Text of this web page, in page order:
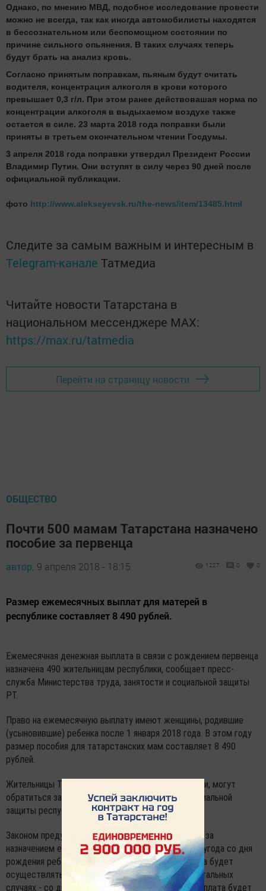
Однако, по мнению МВД, подобное исследование провести
можно не всегда, так как иногда автомобилисты находятся
в бессознательном или беспомощном состоянии по
причине сильного опьянения. В таких случаях теперь
будут брать на анализ кровь.
Согласно принятым поправкам, пьяным будут считать
водителя, концентрация алкоголя в крови которого
превышает 0,3 г/л. При этом ранее действовашая норма по
концентрации алкоголя в выдыхаемом воздухе также
остается в силе. 23 марта 2018 года поправки были
приняты в третьем окончательном чтении Госдумы.
3 апреля 2018 года поправки утвердил Президент России
Владимир Путин. Они вступят в силу через 90 дней после
официальной публикации.
фото http://www.alekseyevsk.ru/the-news/item/13485.html
Следите за самым важным и интересным в
Telegram-канале Татмедиа
Читайте новости Татарстана в
национальном мессенджере MАХ:
https://max.ru/tatmedia
Перейти на страницу новости
ОБЩЕСТВО
Почти 500 мамам Татарстана назначено
пособие за первенца
автор, 9 апреля 2018 - 18:15 1227 0 0
Размер ежемесячных выплат для матерей в
республике составляет 8 490 рублей.
Ежемесячная денежная выплата в связи с рождением первенца
назначена 490 жительницам республики, сообщает пресс-
служба Министерства труда, занятости и социальной защиты
РТ.
Право на ежемесячную выплату имеют женщины, родившие
(усыновившие) ребенка после 1 января 2018 года. В этом году
размер пособия для татарстанских мам составляет 8 490
рублей.
Жительницы Татарстана, впервые ставшие мамами, могут
обратиться за выплатами в районные отделы социальной
защиты республики.
Законом предусмотрена возможность обращения за
назначением ежемесячной выплаты в течение полугода со дня
рождения ребенка, при этом ежемесячная выплата будет
осуществляться со дня рождения первенца. В остальных
случаях - со дня обращения за ее назначением. Выплата будет